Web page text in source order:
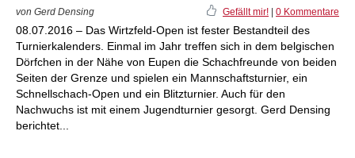
von Gerd Densing Gefällt mir! 0 Kommentare
08.07.2016 – Das Wirtzfeld-Open ist fester Bestandteil des
Turnierkalenders. Einmal im Jahr treffen sich in dem belgischen
Dörfchen in der Nähe von Eupen die Schachfreunde von beiden
Seiten der Grenze und spielen ein Mannschaftsturnier, ein
Schnellschach-Open und ein Blitzturnier. Auch für den
Nachwuchs ist mit einem Jugendturnier gesorgt. Gerd Densing
berichtet...